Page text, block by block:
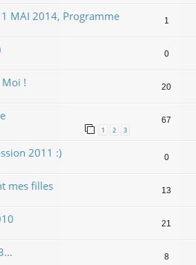
MAI 2014, Programme 1
0
Moi ! 20
1 2 3
67
2011 :) 0
mes filles 13
21
8